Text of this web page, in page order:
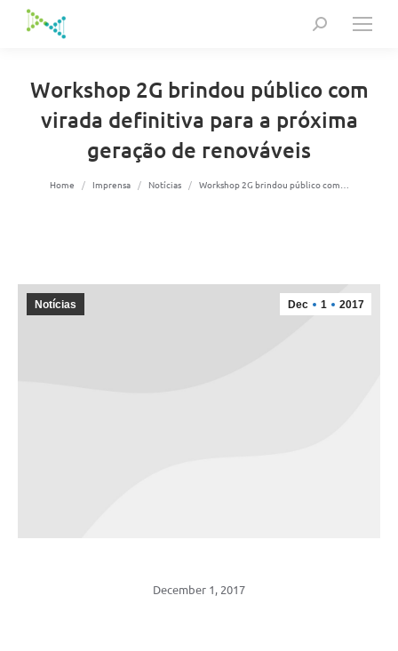
Search:
Workshop 2G brindou público com
virada definitiva para a próxima
geração de renováveis
You are here:
Home Imprensa Notícias Workshop 2G brindou público com…
Dec 1 2017
Notícias
December 1, 2017